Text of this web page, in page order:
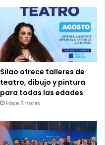
Silao ofrece talleres de
teatro, dibujo y pintura
para todas las edades
Hace 3 horas